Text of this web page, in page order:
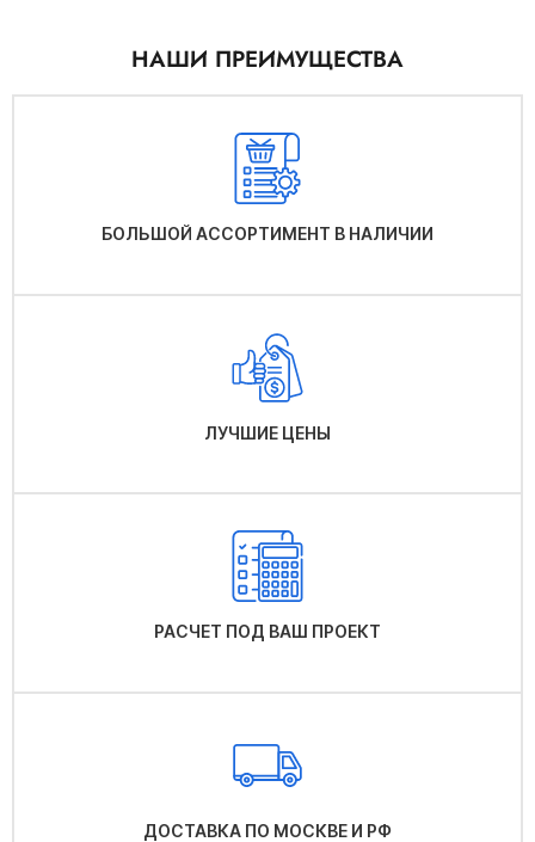
НАШИ ПРЕИМУЩЕСТВА
БОЛЬШОЙ АССОРТИМЕНТ В НАЛИЧИИ
ЛУЧШИЕ ЦЕНЫ
РАСЧЕТ ПОД ВАШ ПРОЕКТ
ДОСТАВКА ПО МОСКВЕ И РФ